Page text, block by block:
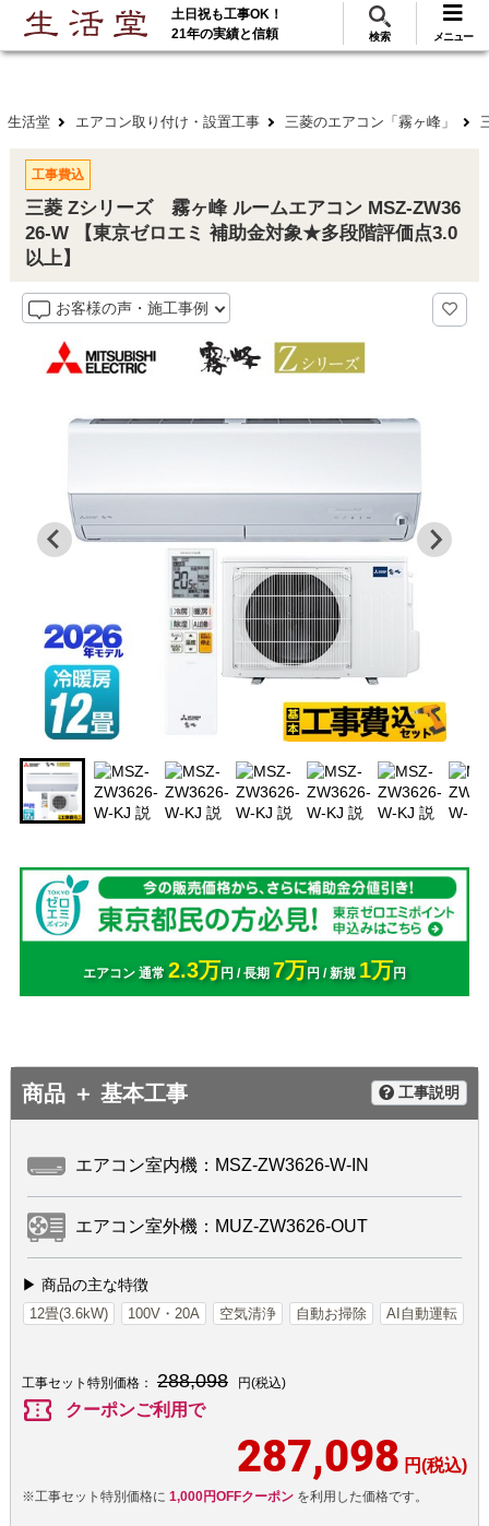
ご利用 288万･工事実績117万件! 無料見積
土日祝も工事OK！
21年の実績と信頼
検索 メニュー
生活堂 エアコン取り付け・設置工事 三菱のエアコン「霧ヶ峰」
工事費込
三菱 Zシリーズ 霧ヶ峰 ルームエアコン MSZ-ZW36
26-W 【東京ゼロエミ 補助金対象★多段階評価点3.0
以上】
お客様の声・施工事例
エアコン 通常 2.3万円 / 長期 7万円 / 新規 1万円
商品 ＋ 基本工事 工事説明
エアコン室内機：MSZ-ZW3626-W-IN
エアコン室外機：MUZ-ZW3626-OUT
▶ 商品の主な特徴
12畳(3.6kW) 100V・20A 空気清浄 自動お掃除 AI自動運転
工事セット特別価格： 288,098 円(税込)
confirmation_number クーポンご利用で
287,098 円(税込)
※工事セット特別価格に 1,000円OFFクーポンを利用した価格です。